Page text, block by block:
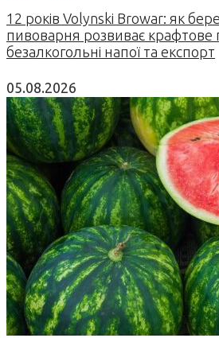
12 років Volynski Browar: як
пивоварня розвиває крафтове
безалкогольні напої та експорт
05.08.2026